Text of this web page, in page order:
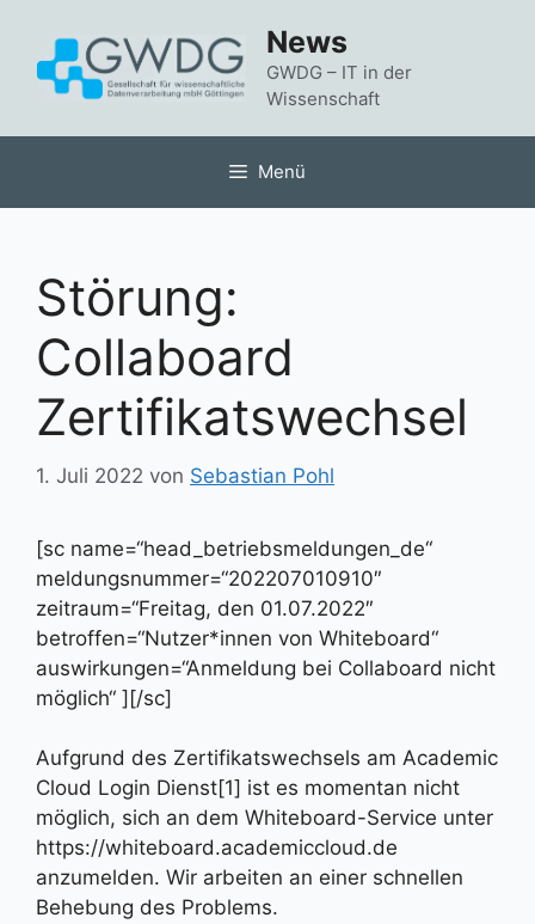
springen
News
GWDG – IT in der
Wissenschaft
Menü
Störung:
Collaboard
Zertifikatswechsel
1. Juli 2022 von Sebastian Pohl
[sc name=“head_betriebsmeldungen_de“
meldungsnummer=“202207010910″
zeitraum=“Freitag, den 01.07.2022″
betroffen=“Nutzer*innen von Whiteboard“
auswirkungen=“Anmeldung bei Collaboard nicht
möglich“ ][/sc]
Aufgrund des Zertifikatswechsels am Academic
Cloud Login Dienst[1] ist es momentan nicht
möglich, sich an dem Whiteboard-Service unter
https://whiteboard.academiccloud.de
anzumelden. Wir arbeiten an einer schnellen
Behebung des Problems.